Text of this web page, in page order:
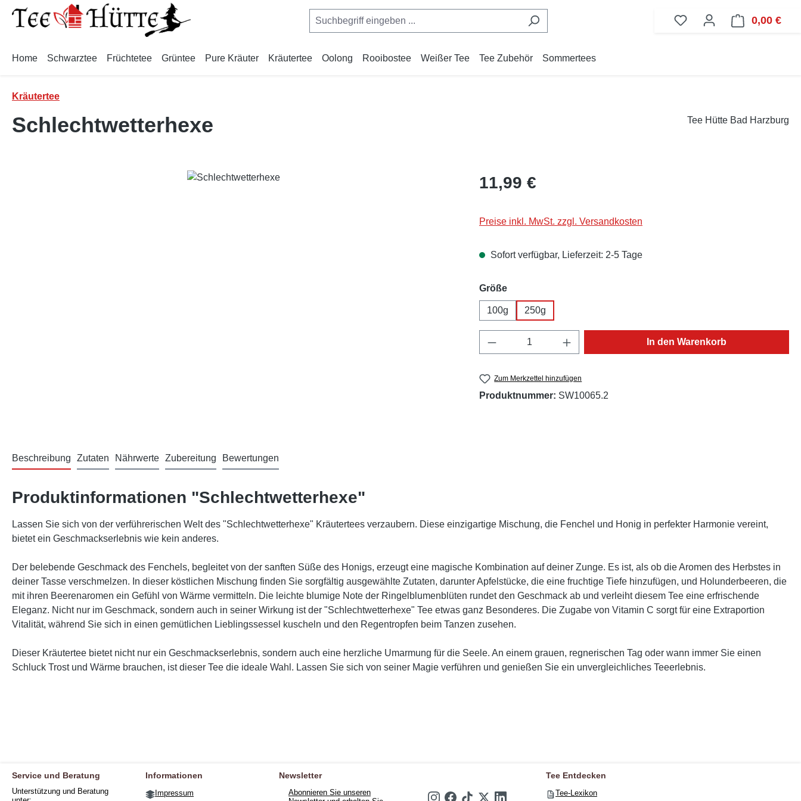
Hauptinhalt springen
Zur Suche springen
Zur Hauptnavigation springen
0,00 €
Home Schwarztee Früchtetee Grüntee Pure Kräuter Kräutertee Oolong Rooibostee Weißer Tee Tee Zubehör Sommertees
Kräutertee
Schlechtwetterhexe Tee Hütte Bad Harzburg
Regulärer Preis:
11,99 €
Preise inkl. MwSt. zzgl. Versandkosten
Sofort verfügbar, Lieferzeit: 2-5 Tage
Größeauswählen
100g 250g
Produkt Anzahl: Gib den gewünschten Wert ein
In den Warenkorb
Zum Merkzettel hinzufügen
Produktnummer: SW10065.2
Beschreibung Zutaten Nährwerte Zubereitung Bewertungen
Produktinformationen "Schlechtwetterhexe"
Lassen Sie sich von der verführerischen Welt des "Schlechtwetterhexe" Kräutertees verzaubern. Diese einzigartige Mischung, die Fenchel und Honig in perfekter Harmonie vereint,
bietet ein Geschmackserlebnis wie kein anderes.
Der belebende Geschmack des Fenchels, begleitet von der sanften Süße des Honigs, erzeugt eine magische Kombination auf deiner Zunge. Es ist, als ob die Aromen des Herbstes in
deiner Tasse verschmelzen. In dieser köstlichen Mischung finden Sie sorgfältig ausgewählte Zutaten, darunter Apfelstücke, die eine fruchtige Tiefe hinzufügen, und Holunderbeeren, die
mit ihren Beerenaromen ein Gefühl von Wärme vermitteln. Die leichte blumige Note der Ringelblumenblüten rundet den Geschmack ab und verleiht diesem Tee eine erfrischende
Eleganz. Nicht nur im Geschmack, sondern auch in seiner Wirkung ist der "Schlechtwetterhexe" Tee etwas ganz Besonderes. Die Zugabe von Vitamin C sorgt für eine Extraportion
Vitalität, während Sie sich in einen gemütlichen Lieblingssessel kuscheln und den Regentropfen beim Tanzen zusehen.
Dieser Kräutertee bietet nicht nur ein Geschmackserlebnis, sondern auch eine herzliche Umarmung für die Seele. An einem grauen, regnerischen Tag oder wann immer Sie einen
Schluck Trost und Wärme brauchen, ist dieser Tee die ideale Wahl. Lassen Sie sich von seiner Magie verführen und genießen Sie ein unvergleichliches Teeerlebnis.
Service und Beratung
Unterstützung und Beratung
Informationen
Impressum
Newsletter
Abonnieren Sie unseren
Tee Entdecken
Tee-Lexikon